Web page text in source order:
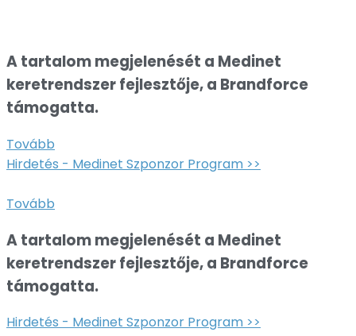
A tartalom megjelenését a Medinet
keretrendszer fejlesztője, a Brandforce
támogatta.
Tovább
Hirdetés - Medinet Szponzor Program >>
Tovább
A tartalom megjelenését a Medinet
keretrendszer fejlesztője, a Brandforce
támogatta.
Hirdetés - Medinet Szponzor Program >>